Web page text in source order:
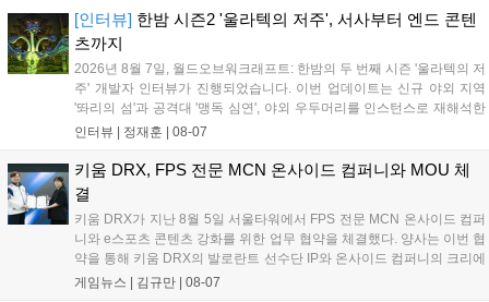
김영만 회장은 10년 만에 재추진되는 이번 시상식이 e스포츠의
성과와 가치를 널리 알리는 권위 있는 행사가 되도록 노력하겠다
고 밝혔습니다....
[인터뷰] 한밤 시즌2 '울라텍의 저주', 서사부터 엔드 콘텐
츠까지
2026년 8월 7일, 월드오브워크래프트: 한밤의 두 번째 시즌 '울라텍의 저
주' 개발자 인터뷰가 진행되었습니다. 이번 업데이트는 신규 야외 지역
'똬리의 섬'과 공격대 '맹독 심연', 야외 우두머리를 인스턴스로 재해석한
'소굴'을 포함합니다. 개발진은 하우징 시스템 개선 및 신화+ 던전 로테이
를 표했습니다....
인터뷰 | 정재훈 | 08-07
키움 DRX, FPS 전문 MCN 온사이드 컴퍼니와 MOU 체
결
키움 DRX가 지난 8월 5일 서울타워에서 FPS 전문 MCN 온사이드 컴퍼
니와 e스포츠 콘텐츠 강화를 위한 업무 협약을 체결했다. 양사는 이번 협
약을 통해 키움 DRX의 발로란트 선수단 IP와 온사이드 컴퍼니의 크리에
이터 네트워크를 결합하여 정규 및 특별 콘텐츠를 공동 기획한다. 또한
게임뉴스 | 김규만 | 08-07